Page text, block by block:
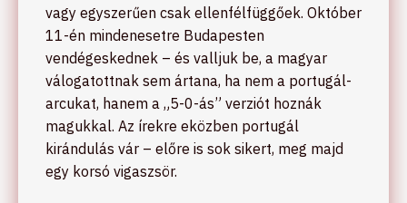
vagy egyszerűen csak ellenfélfüggőek. Október
11-én mindenesetre Budapesten
vendégeskednek – és valljuk be, a magyar
válogatottnak sem ártana, ha nem a portugál-
arcukat, hanem a „5-0-ás” verziót hoznák
magukkal. Az írekre eközben portugál
kirándulás vár – előre is sok sikert, meg majd
egy korsó vigaszsör.